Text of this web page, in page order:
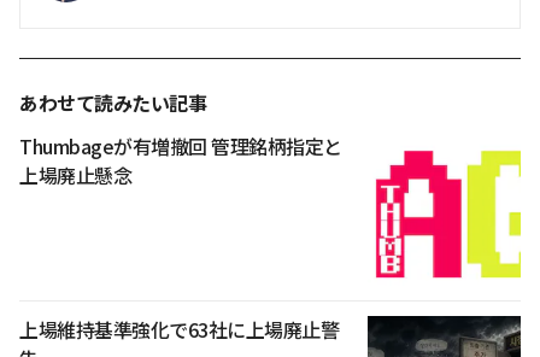
あわせて読みたい記事
Thumbageが有増撤回 管理銘柄指定と
上場廃止懸念
上場維持基準強化で63社に上場廃止警